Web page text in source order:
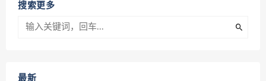
搜索更多
最新